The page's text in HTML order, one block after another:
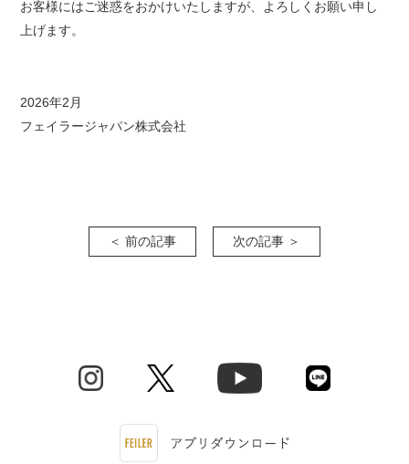
お客様にはご迷惑をおかけいたしますが、よろしくお願い申し
上げます。
2026年2月
フェイラージャパン株式会社
＜ 前の記事 次の記事 ＞